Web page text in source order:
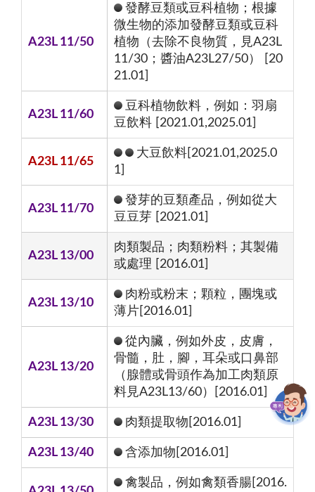
A23L 11/50
發酵豆類或豆科植物；根據
微生物的添加發酵豆類或豆科
植物（去除不良物質，見A23L
11/30；醬油A23L27/50） [20
21.01]
A23L 11/60
豆科植物飲料，例如：羽扇
豆飲料 [2021.01,2025.01]
A23L 11/65
大豆飲料[2021.01,2025.0
1]
A23L 11/70
發芽的豆類產品，例如從大
豆豆芽 [2021.01]
A23L 13/00
肉類製品；肉類粉料；其製備
或處理 [2016.01]
A23L 13/10
肉粉或粉末；顆粒，團塊或
薄片[2016.01]
A23L 13/20
從內臟，例如外皮，皮膚，
骨髓，肚，腳，耳朵或口鼻部
（腺體或骨頭作為加工肉類原
料見A23L13/60）[2016.01]
A23L 13/30 肉類提取物[2016.01]
A23L 13/40 含添加物[2016.01]
禽製品，例如禽類香腸[2016.